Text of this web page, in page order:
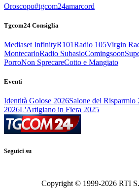
Oroscopo#tgcom24amarcord
Tgcom24 Consiglia
Mediaset InfinityR101Radio 105Virgin
MontecarloRadio SubasioComingsoon
PorroNon SprecareCotto e Mangiato
Eventi
Identità Golose 2026Salone del Risparmio
2026L'Artigiano in Fiera 2025
Seguici su
Copyright © 1999-2026 RTI